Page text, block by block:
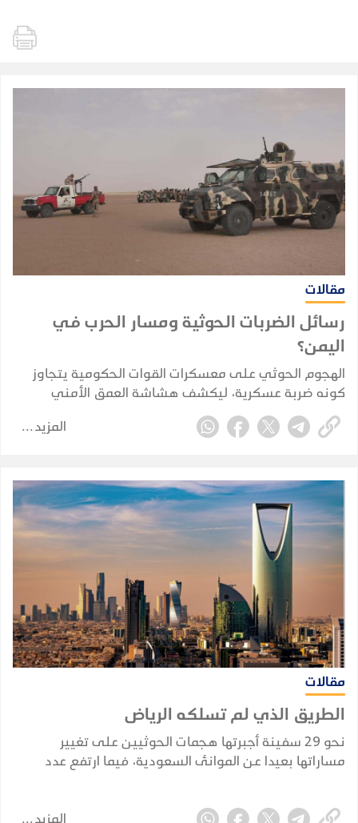
مقالات
رسائل الضربات الحوثية ومسار الحرب في
اليمن؟
الهجوم الحوثي على معسكرات القوات الحكومية يتجاوز
كونه ضربة عسكرية، ليكشف هشاشة العمق الأمني
والاستخباري ويضع الحكومة أمام اختبار حقيقي لحماية
الممرات الحيوية واستعادة زمام المبادرة.
المزيد
مقالات
الطريق الذي لم تسلكه الرياض
نحو 29 سفينة أجبرتها هجمات الحوثيين على تغيير
مساراتها بعيدا عن الموانئ السعودية، فيما ارتفع عدد
المزيد